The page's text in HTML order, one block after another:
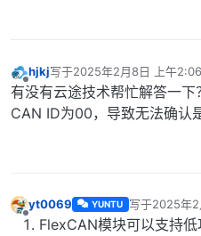
离线
hjkj写于2025年2月8日 上午2:06
最后由 hjkj 编辑2025年2月8
有没有云途技术帮忙解答一
CAN ID为00，导致无法确认
离线
yt0069 YUNTU 写于2025年
最后由 编辑
FlexCAN模块可以支持